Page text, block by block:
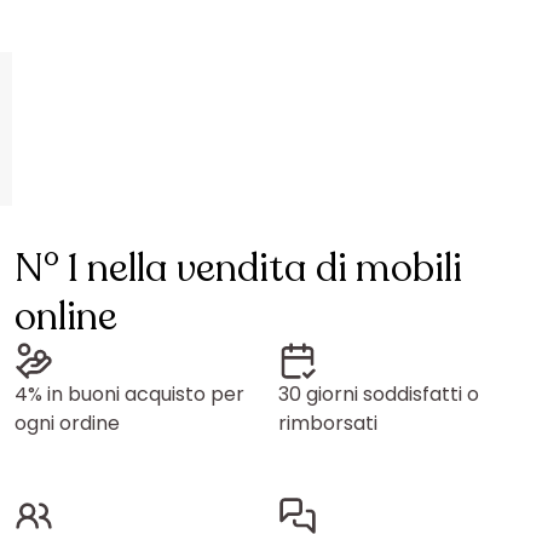
N° 1 nella vendita di mobili
online
4% in buoni acquisto per
ogni ordine
30 giorni soddisfatti o
rimborsati